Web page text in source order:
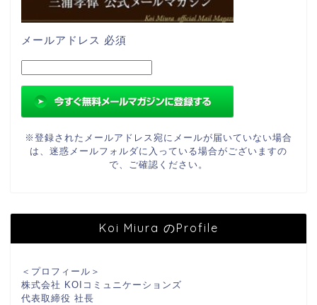
メールアドレス 必須
※登録されたメールアドレス宛にメールが届いていない場合
は、迷惑メールフォルダに入っている場合がございますの
で、ご確認ください。
Koi Miura のProfile
＜プロフィール＞
株式会社 KOIコミュニケーションズ
代表取締役 社長